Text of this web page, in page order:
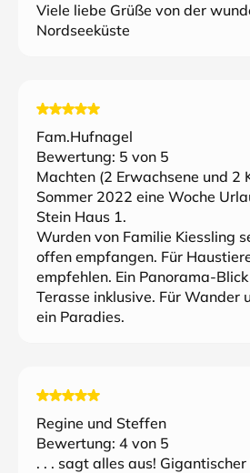
Viele liebe Grüße von der
Nordseeküste
Fam.Hufnagel
Bewertung: 5 von 5
Machten (2 Erwachsene und 2
Sommer 2022 eine Woche
Stein Haus 1.
Wurden von Familie Kiessling
offen empfangen. Für
empfehlen. Ein Panorama-
Terasse inklusive. Für Wander
ein Paradies.
Regine und Steffen
Bewertung: 4 von 5
. . . sagt alles aus!